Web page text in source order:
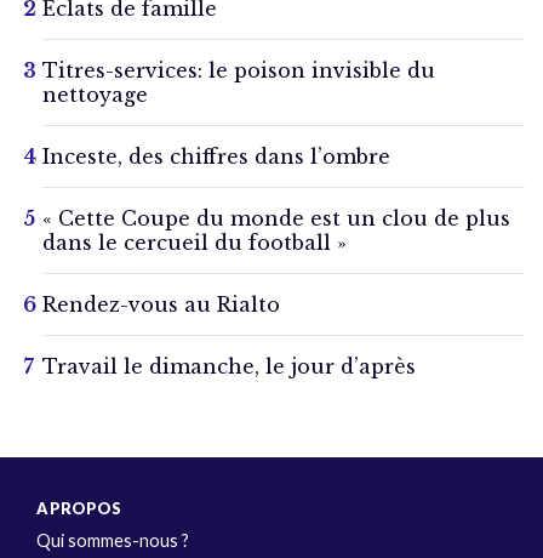
Éclats de famille
Titres-services: le poison invisible du
nettoyage
Inceste, des chiffres dans l’ombre
« Cette Coupe du monde est un clou de plus
dans le cercueil du football »
Rendez-vous au Rialto
Travail le dimanche, le jour d’après
A PROPOS
Qui sommes-nous ?